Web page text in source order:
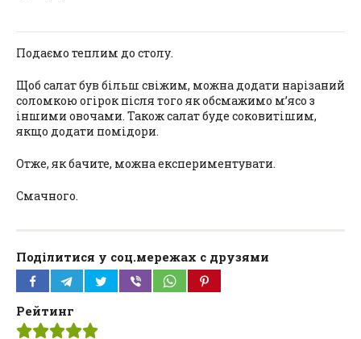
Подаємо теплим до столу.
Щоб салат був більш свіжим, можна додати нарізаний
соломкою огірок після того як обсмажимо м’ясо з
іншими овочами. Також салат буде соковитішим,
якщо додати помідори.
Отже, як бачите, можна експериментувати.
Смачного.
Поділитися у соц.мережах с друзями
Рейтинг